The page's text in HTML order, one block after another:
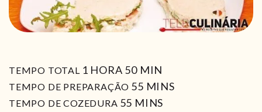
TEMPO TOTAL 1 HORA
HORA 50MIN
MIN
TEMPO DE PREPARAÇÃO 55MIN
MINS
TEMPO DE COZEDURA 55 MIN
MINS